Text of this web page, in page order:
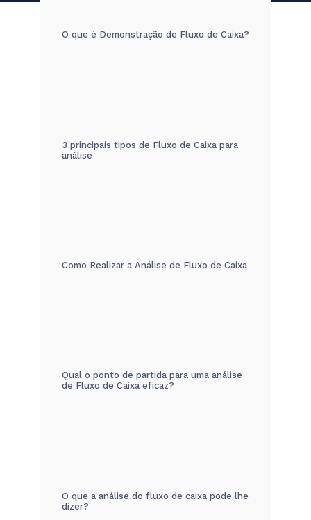
O que é Demonstração de Fluxo de Caixa?
3 principais tipos de Fluxo de Caixa para
análise
Como Realizar a Análise de Fluxo de Caixa
Qual o ponto de partida para uma análise
de Fluxo de Caixa eficaz?
O que a análise do fluxo de caixa pode lhe
dizer?